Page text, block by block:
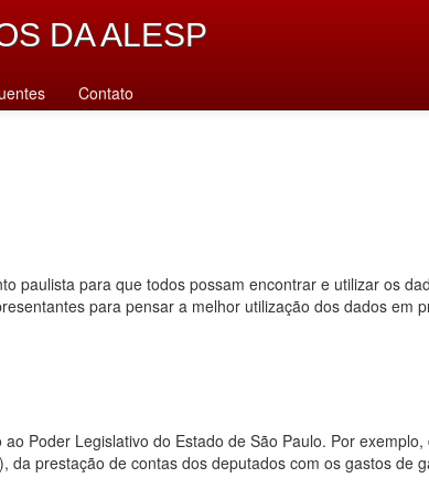
DA ALESP
Contato
paulista para que todos possam encontrar e utilizar os
para pensar a melhor utilização dos dados em
Poder Legislativo do Estado de São Paulo. Por
prestação de contas dos deputados com os gastos de